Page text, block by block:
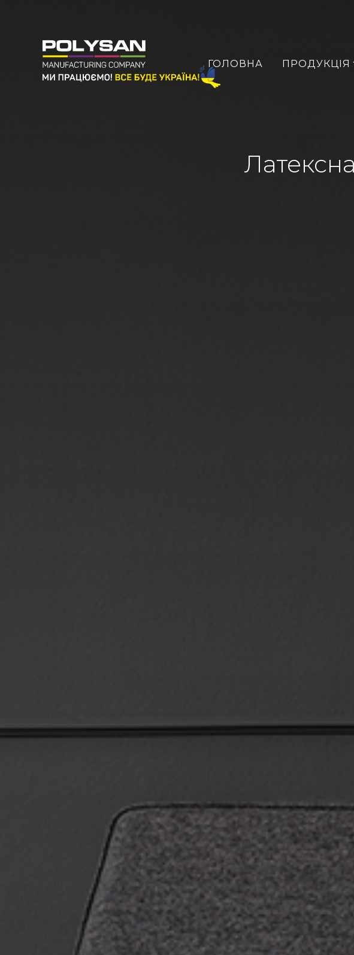
ГОЛОВНА ПРОДУКЦІЯ